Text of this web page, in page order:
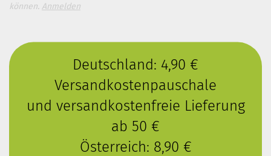
können. Anmelden
Deutschland: 4,90 €
Versandkostenpauschale
und versandkostenfreie Lieferung
ab 50 €
Österreich: 8,90 €